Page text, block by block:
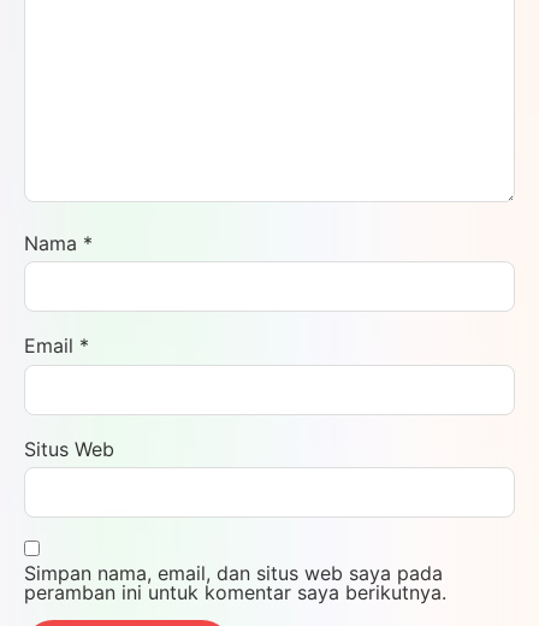
Nama *
Email *
Situs Web
Simpan nama, email, dan situs web saya pada
peramban ini untuk komentar saya berikutnya.